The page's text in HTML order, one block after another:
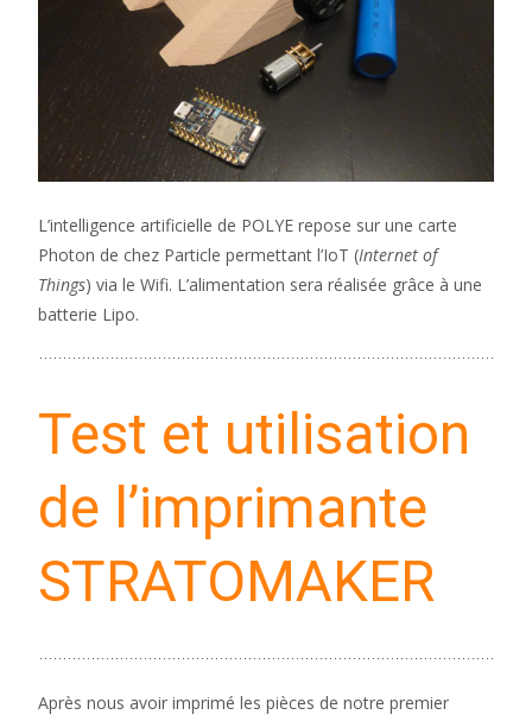
L’intelligence artificielle de POLYE repose sur une carte
Photon de chez Particle permettant l’IoT (Internet of
Things) via le Wifi. L’alimentation sera réalisée grâce à une
batterie Lipo.
Test et utilisation
de l’imprimante
STRATOMAKER
Après nous avoir imprimé les pièces de notre premier